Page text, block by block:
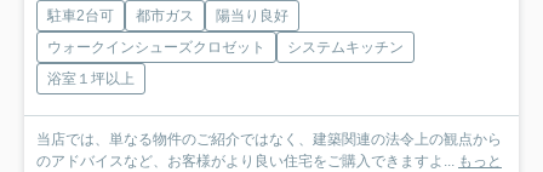
駐車2台可 都市ガス
陽当り良好
ウォークインシューズクロゼット
システムキッチン
浴室１坪以上
当店では、単なる物件のご紹介ではなく、建築関連の法令上の観点から
のアドバイスなど、お客様がより良い住宅をご購入できますよ... もっと